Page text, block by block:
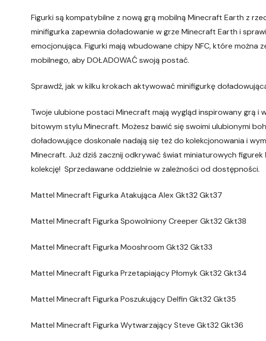
Figurki są kompatybilne z nową grą mobilną Minecraft Earth z
minifigurka zapewnia doładowanie w grze Minecraft Earth i
emocjonująca. Figurki mają wbudowane chipy NFC, które można
mobilnego, aby DOŁADOWAĆ swoją postać.
Sprawdź, jak w kilku krokach aktywować minifigurkę
Twoje ulubione postaci Minecraft mają wygląd inspirowany grą i
bitowym stylu Minecraft. Możesz bawić się swoimi ulubionymi
doładowujące doskonale nadają się też do kolekcjonowania i
Minecraft. Już dziś zacznij odkrywać świat miniaturowych
kolekcję! Sprzedawane oddzielnie w zależności od dostępności.
Mattel Minecraft Figurka Atakująca Alex Gkt32 Gkt37
Mattel Minecraft Figurka Spowolniony Creeper Gkt32 Gkt38
Mattel Minecraft Figurka Mooshroom Gkt32 Gkt33
Mattel Minecraft Figurka Przetapiający Płomyk Gkt32 Gkt34
Mattel Minecraft Figurka Poszukujący Delfin Gkt32 Gkt35
Mattel Minecraft Figurka Wytwarzający Steve Gkt32 Gkt36